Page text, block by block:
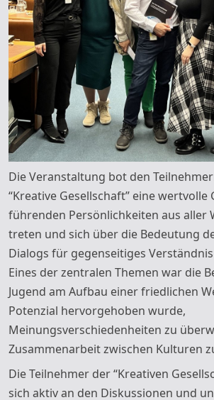
Die Veranstaltung bot den
“Kreative Gesellschaft” eine
führenden Persönlichkeiten aus aller
treten und sich über die Bedeutung
Dialogs für gegenseitiges
Eines der zentralen Themen war die
Jugend am Aufbau einer friedlichen
Potenzial hervorgehoben wurde,
Meinungsverschiedenheiten zu
Zusammenarbeit zwischen Kulturen
Die Teilnehmer der “Kreativen
sich aktiv an den Diskussionen und